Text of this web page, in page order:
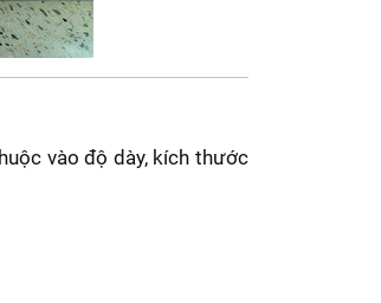
vào độ dày, kích thước